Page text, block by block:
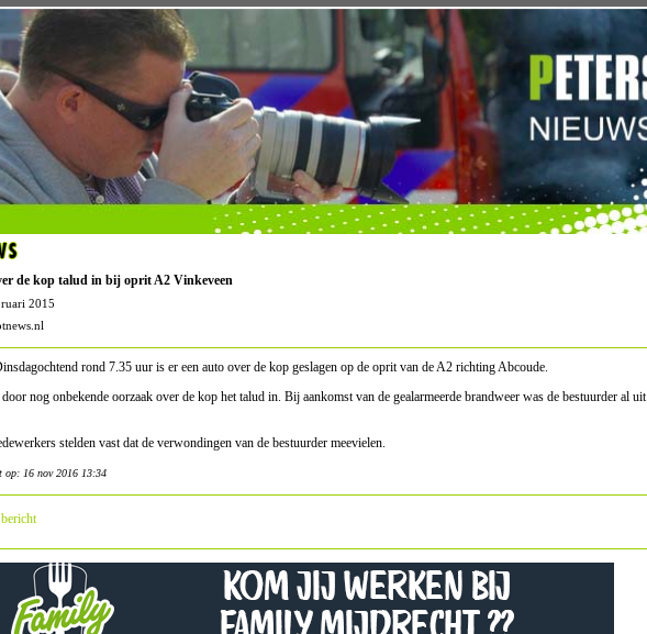
de kop talud in bij oprit A2 Vinkeveen
2015
rond 7.35 uur is er een auto over de kop geslagen op de oprit van de A2 richting Abcoude.
nog onbekende oorzaak over de kop het talud in. Bij aankomst van de gealarmeerde brandweer was de bestuurder al uit
stelden vast dat de verwondingen van de bestuurder meevielen.
op: 16 nov 2016 13:34